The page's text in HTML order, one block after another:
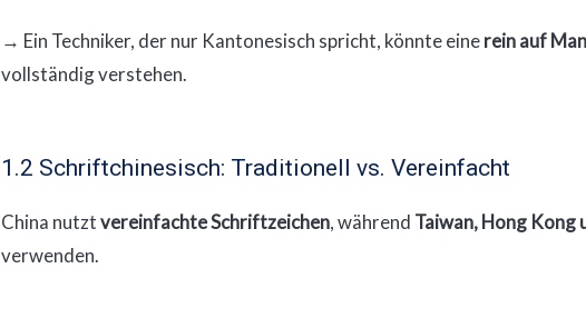
→ Ein Techniker, der nur Kantonesisch spricht, könnte einerein auf
vollständig verstehen.
1.2 Schriftchinesisch: Traditionell vs. Vereinfacht
China nutztvereinfachte Schriftzeichen, während Taiwan, Hong Kong
verwenden.